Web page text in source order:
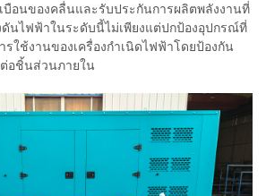
อนของคลื่นและรับประกันการผลิตพลังงานที่
นไฟฟ้าในระดับนี้ไม่เพียงแต่ปกป้องอุปกรณ์ที่
รใช้งานของเครื่องกำเนิดไฟฟ้าโดยป้องกัน
ต่อชิ้นส่วนภายใน